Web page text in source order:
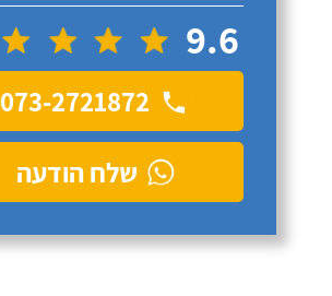
9.6
073-2721872
שלח הודעה